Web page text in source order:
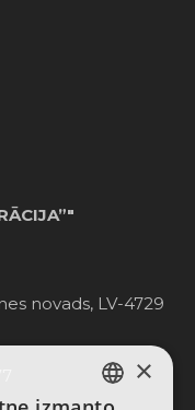
novads, LV-4729
×